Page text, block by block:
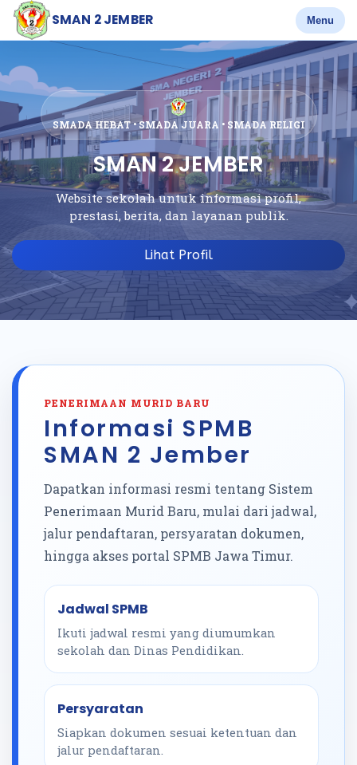
SMAN 2 JEMBER Menu
SMADA HEBAT • SMADA JUARA • SMADA RELIGI
SMAN 2 JEMBER
Website sekolah untuk informasi profil,
prestasi, berita, dan layanan publik.
Lihat Profil
PENERIMAAN MURID BARU
Informasi SPMB
SMAN 2 Jember
Dapatkan informasi resmi tentang Sistem
Penerimaan Murid Baru, mulai dari jadwal,
jalur pendaftaran, persyaratan dokumen,
hingga akses portal SPMB Jawa Timur.
Jadwal SPMB
Ikuti jadwal resmi yang diumumkan
sekolah dan Dinas Pendidikan.
Persyaratan
Siapkan dokumen sesuai ketentuan dan
jalur pendaftaran.